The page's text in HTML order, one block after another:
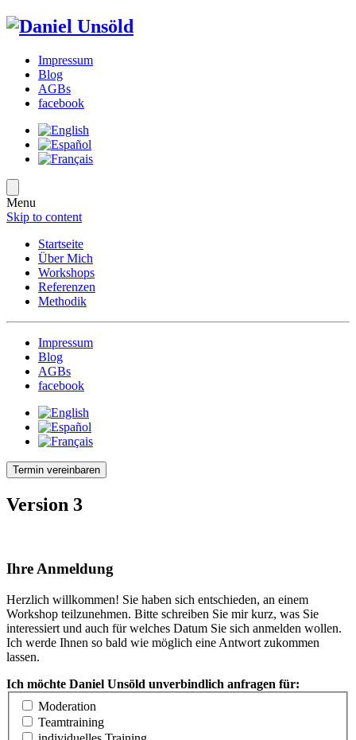
Impressum
Blog
AGBs
facebook
Menu
Skip to content
Startseite
Über Mich
Workshops
Referenzen
Methodik
Impressum
Blog
AGBs
facebook
Termin vereinbaren
Version 3
Ihre Anmeldung
Herzlich willkommen! Sie haben sich entschieden, an einem
Workshop teilzunehmen. Bitte schreiben Sie mir kurz, was Sie
interessiert und auch für welches Datum Sie sich anmelden wollen.
Ich werde Ihnen so bald wie möglich eine Antwort zukommen
lassen.
Ich möchte Daniel Unsöld unverbindlich anfragen für:
Moderation
Teamtraining